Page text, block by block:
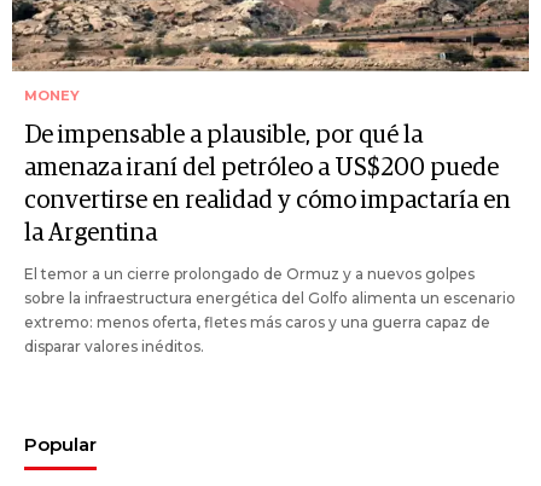
MONEY
De impensable a plausible, por qué la
amenaza iraní del petróleo a US$200 puede
convertirse en realidad y cómo impactaría en
la Argentina
El temor a un cierre prolongado de Ormuz y a nuevos golpes
sobre la infraestructura energética del Golfo alimenta un escenario
extremo: menos oferta, fletes más caros y una guerra capaz de
disparar valores inéditos.
Popular